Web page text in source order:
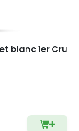
blanc 1er Cru